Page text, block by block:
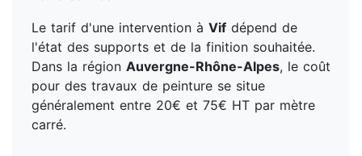
Le tarif d'une intervention à Vif dépend de
l'état des supports et de la finition souhaitée.
Dans la région Auvergne-Rhône-Alpes, le coût
pour des travaux de peinture se situe
généralement entre 20€ et 75€ HT par mètre
carré.